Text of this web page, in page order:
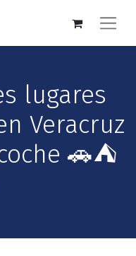
lugares
Veracruz
🚗⛺